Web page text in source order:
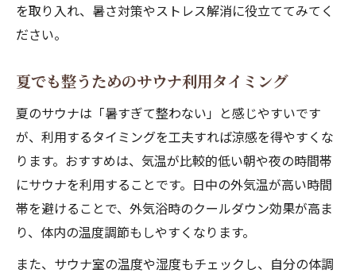
を取り入れ、暑さ対策やストレス解消に役立ててみてく
ださい。
夏でも整うためのサウナ利用タイミング
夏のサウナは「暑すぎて整わない」と感じやすいです
が、利用するタイミングを工夫すれば涼感を得やすくな
ります。おすすめは、気温が比較的低い朝や夜の時間帯
にサウナを利用することです。日中の外気温が高い時間
帯を避けることで、外気浴時のクールダウン効果が高ま
り、体内の温度調節もしやすくなります。
また、サウナ室の温度や湿度もチェックし、自分の体調